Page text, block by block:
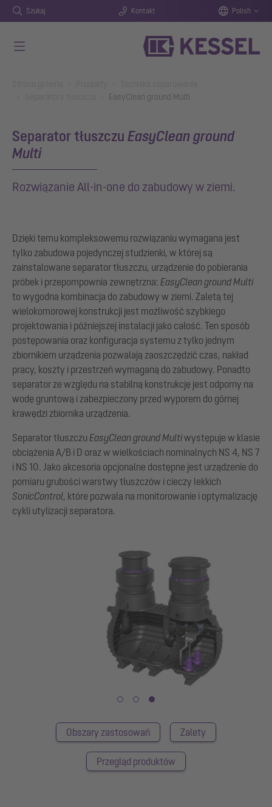
Szukaj Kontakt Polish
EasyClean ground Multi
Separator tłuszczu EasyClean ground
Multi
Rozwiązanie All-in-one do zabudowy w ziemi.
Dzięki temu kompleksowemu rozwiązaniu wymagana jest
tylko zabudowa pojedynczej studzienki, w której są
zainstalowane separator tłuszczu, urządzenie do pobierania
próbek i przepompownia zewnętrzna: EasyClean ground Multi
to wygodna kombinacja do zabudowy w ziemi. Zaletą tej
wielokomorowej konstrukcji jest możliwość szybkiego
projektowania i późniejszej instalacji jako całość. Ten sposób
postępowania oraz konfiguracja systemu z tylko jednym
zbiornikiem urządzenia pozwalają zaoszczędzić czas, nakład
pracy, koszty i przestrzeń wymaganą do zabudowy. Ponadto
separator ze względu na stabilną konstrukcję jest odporny na
wodę gruntową i zabezpieczony przed wyporem do górnej
krawędzi zbiornika urządzenia.
Separator tłuszczu EasyClean ground Multiwystępuje w klasie
obciążenia A/B i D oraz w wielkościach nominalnych NS 4, NS 7
i NS 10. Jako akcesoria opcjonalne dostępne jest urządzenie do
pomiaru grubości warstwy tłuszczów i cieczy lekkich
SonicControl, które pozwala na monitorowanie i optymalizację
cykli utylizacji separatora.
Obszary zastosowań Zalety
Przegląd produktów